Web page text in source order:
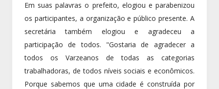
Em suas palavras o prefeito, elogiou e parabenizou
os participantes, a organização e público presente. A
secretária também elogiou e agradeceu a
participação de todos. "Gostaria de agradecer a
todos os Varzeanos de todas as categorias
trabalhadoras, de todos níveis sociais e econômicos.
Porque sabemos que uma cidade é construída por